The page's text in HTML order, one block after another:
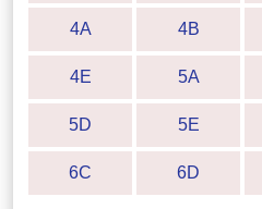
4A 4B
4E 5A
5D 5E
6C 6D